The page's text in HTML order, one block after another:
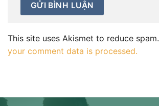
This site uses Akismet to reduce spam.
your comment data is processed.